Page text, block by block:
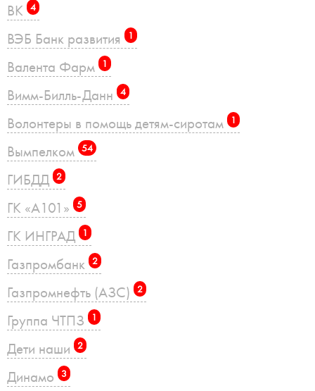
ВК 4
ВЭБ Банк развития 1
Валента Фарм 1
Вимм-Билль-Данн 4
Волонтеры в помощь детям-сиротам 1
Вымпелком 54
ГИБДД 2
ГК «А101» 5
ГК ИНГРАД 1
Газпромбанк 2
Газпромнефть (АЗС) 2
Группа ЧТПЗ 1
Дети наши 2
Динамо 3